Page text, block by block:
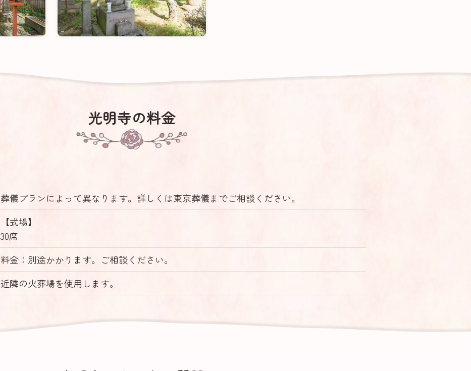
光明寺の料金
葬儀プランによって異なります。詳しくは東京葬儀までご相談ください。
【式場】
30席
料金：別途かかります。ご相談ください。
近隣の火葬場を使用します。